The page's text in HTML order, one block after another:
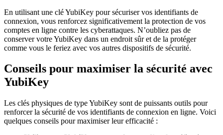
En utilisant une clé YubiKey pour sécuriser vos identifiants de
connexion, vous renforcez significativement la protection de vos
comptes en ligne contre les cyberattaques. N’oubliez pas de
conserver votre YubiKey dans un endroit sûr et de la protéger
comme vous le feriez avec vos autres dispositifs de sécurité.
Conseils pour maximiser la sécurité avec
YubiKey
Les clés physiques de type YubiKey sont de puissants outils pour
renforcer la sécurité de vos identifiants de connexion en ligne. Voici
quelques conseils pour maximiser leur efficacité :